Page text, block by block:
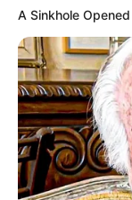
Shenina
A Sinkhole